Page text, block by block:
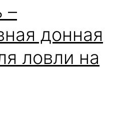
–
донная
ловли на